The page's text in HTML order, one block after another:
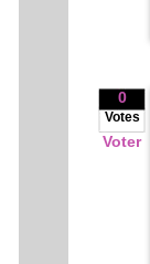
0
Votes
Voter